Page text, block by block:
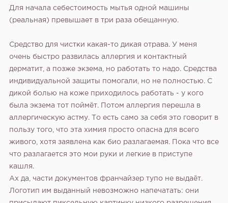
Для начала себестоимость мытья одной машины
(реальная) превышает в три раза обещанную.
Средство для чистки какая-то дикая отрава. У меня
очень быстро развилась аллергия и контактный
дерматит, а позже экзема, но работать то надо. Средства
индивидуальной защиты помогали, но не полностью. С
дикой болью на коже приходилось работать - у кого
была экзема тот поймёт. Потом аллергия перешла в
аллергическую астму. То есть само за себя это говорит в
пользу того, что эта химия просто опасна для всего
живого, хотя заявлена как био разлагаемая. Пока что все
что разлагается это мои руки и легкие в приступе
кашля.
Ах да, части документов франчайзер тупо не выдаёт.
Логотип им выданный невозможно напечатать: они